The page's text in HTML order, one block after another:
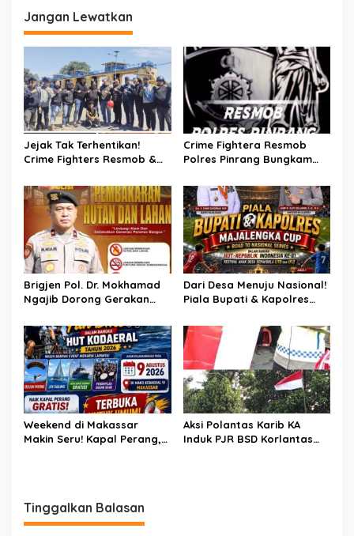
a
s
i
p
o
s
Jangan Lewatkan
Jejak Tak Terhentikan!
Crime Fighters Resmob &
Polres Pinrang Berhasil
Bekuk Pelaku Pembunuhan
di Jalan Macan, Apresiasi
Mengalir Untuk Ipda Ahmad
Haris dan Aiptu Syahrir,
Kerja Senyap Polisi
Berbuah Pengungkapan
Kasus Menonjol
Crime Fightera Resmob
Polres Pinrang Bungkam
Pembunuhan : Apresiasi
Mengalir Untuk Tim Buser
Ipda Ahmad Haris
Brigjen Pol. Dr. Mokhamad
Ngajib Dorong Gerakan
Hutan, Jaga Kehidupan
Dari Desa Menuju Nasional!
Piala Bupati & Kapolres
Bibit-Bibit Juara
Weekend di Makassar
Makin Seru! Kapal Perang,
Aksi Polantas Karib KA
Induk PJR BSD Korlantas
Tinggalkan Balasan